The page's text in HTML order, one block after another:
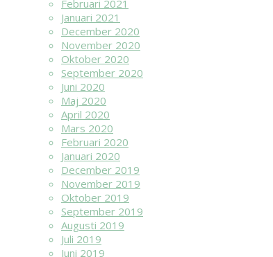
Februari 2021
Januari 2021
December 2020
November 2020
Oktober 2020
September 2020
Juni 2020
Maj 2020
April 2020
Mars 2020
Februari 2020
Januari 2020
December 2019
November 2019
Oktober 2019
September 2019
Augusti 2019
Juli 2019
Juni 2019